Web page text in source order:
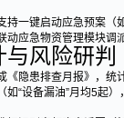
持一键启动应急预案（
应急物资管理模块调
风险研判
《隐患排查月报》，统
如“设备漏油”月均5起